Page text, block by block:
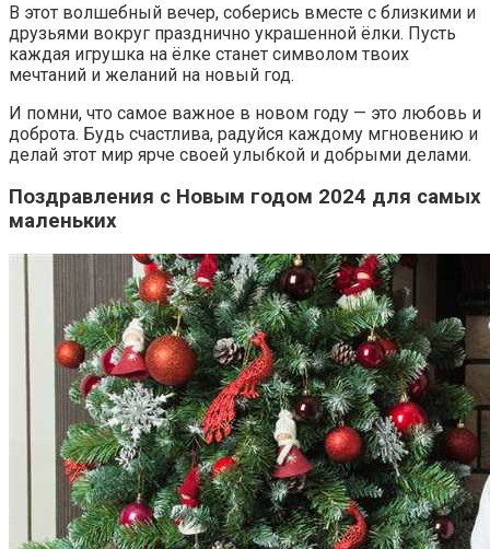
В этот волшебный вечер, соберись вместе с близкими и
друзьями вокруг празднично украшенной ёлки. Пусть
каждая игрушка на ёлке станет символом твоих
мечтаний и желаний на новый год.
И помни, что самое важное в новом году — это любовь и
доброта. Будь счастлива, радуйся каждому мгновению и
делай этот мир ярче своей улыбкой и добрыми делами.
Поздравления с Новым годом 2024 для самых
маленьких